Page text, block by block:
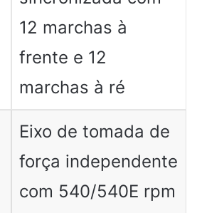
12 marchas à
frente e 12
marchas à ré
Eixo de tomada de
força independente
com 540/540E rpm